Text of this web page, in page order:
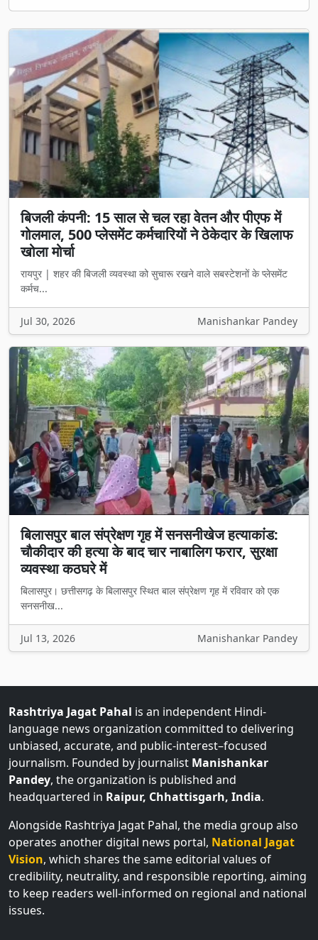
बिजली कंपनी: 15 साल से चल रहा वेतन और पीएफ में
गोलमाल, 500 प्लेसमेंट कर्मचारियों ने ठेकेदार के खिलाफ
खोला मोर्चा
रायपुर | शहर की बिजली व्यवस्था को सुचारू रखने वाले सबस्टेशनों के प्लेसमेंट
कर्मच...
Jul 30, 2026 Manishankar Pandey
बिलासपुर बाल संप्रेक्षण गृह में सनसनीखेज हत्याकांड:
चौकीदार की हत्या के बाद चार नाबालिग फरार, सुरक्षा
व्यवस्था कठघरे में
बिलासपुर। छत्तीसगढ़ के बिलासपुर स्थित बाल संप्रेक्षण गृह में रविवार को एक
सनसनीख...
Jul 13, 2026 Manishankar Pandey
Rashtriya Jagat Pahal is an independent Hindi-
language news organization committed to delivering
unbiased, accurate, and public-interest–focused
journalism. Founded by journalist Manishankar
Pandey, the organization is published and
headquartered in Raipur, Chhattisgarh, India.
Alongside Rashtriya Jagat Pahal, the media group also
operates another digital news portal, National Jagat
Vision, which shares the same editorial values of
credibility, neutrality, and responsible reporting, aiming
to keep readers well-informed on regional and national
issues.